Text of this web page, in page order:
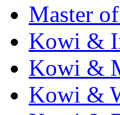
Master
Kowi &
Kowi &
Kowi &